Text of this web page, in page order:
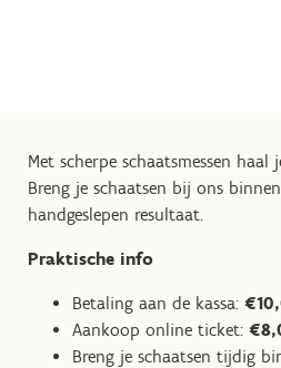
Met scherpe schaatsmessen
Breng je schaatsen bij ons
handgeslepen resultaat.
Praktische info
Betaling aan de kassa:
Aankoop online ticket:
Breng je schaatsen tijdig